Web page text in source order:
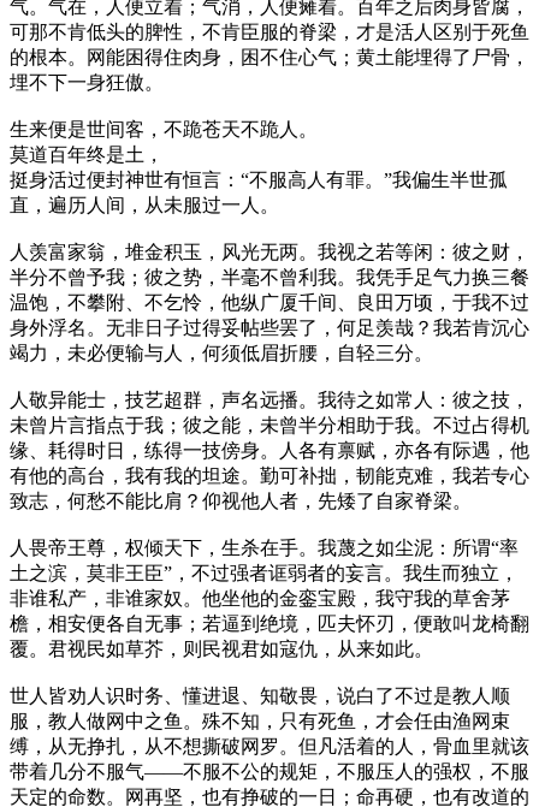
气。气在，人便立着；气消，人便瘫着。百年之后肉身皆腐，
可那不肯低头的脾性，不肯臣服的脊梁，才是活人区别于死鱼
的根本。网能困得住肉身，困不住心气；黄土能埋得了尸骨，
埋不下一身狂傲。
生来便是世间客，不跪苍天不跪人。
莫道百年终是土，
挺身活过便封神世有恒言：“不服高人有罪。”我偏生半世孤
直，遍历人间，从未服过一人。
人羡富家翁，堆金积玉，风光无两。我视之若等闲：彼之财，
半分不曾予我；彼之势，半毫不曾利我。我凭手足气力换三餐
温饱，不攀附、不乞怜，他纵广厦千间、良田万顷，于我不过
身外浮名。无非日子过得妥帖些罢了，何足羡哉？我若肯沉心
竭力，未必便输与人，何须低眉折腰，自轻三分。
人敬异能士，技艺超群，声名远播。我待之如常人：彼之技，
未曾片言指点于我；彼之能，未曾半分相助于我。不过占得机
缘、耗得时日，练得一技傍身。人各有禀赋，亦各有际遇，他
有他的高台，我有我的坦途。勤可补拙，韧能克难，我若专心
致志，何愁不能比肩？仰视他人者，先矮了自家脊梁。
人畏帝王尊，权倾天下，生杀在手。我蔑之如尘泥：所谓“率
土之滨，莫非王臣”，不过强者诓弱者的妄言。我生而独立，
非谁私产，非谁家奴。他坐他的金銮宝殿，我守我的草舍茅
檐，相安便各自无事；若逼到绝境，匹夫怀刃，便敢叫龙椅翻
覆。君视民如草芥，则民视君如寇仇，从来如此。
世人皆劝人识时务、懂进退、知敬畏，说白了不过是教人顺
服，教人做网中之鱼。殊不知，只有死鱼，才会任由渔网束
缚，从无挣扎，从不想撕破网罗。但凡活着的人，骨血里就该
带着几分不服气——不服不公的规矩，不服压人的强权，不服
天定的命数。网再坚，也有挣破的一日；命再硬，也有改道的